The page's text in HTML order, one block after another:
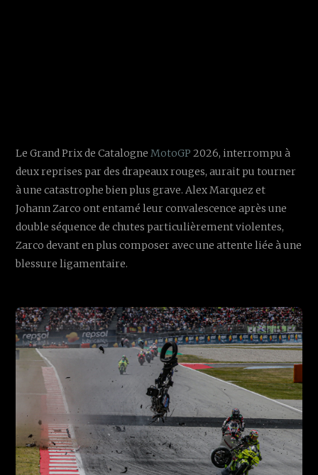
Le Grand Prix de CatalogneMotoGP 2026, interrompu à
deux reprises par des drapeaux rouges, aurait pu tourner
à une catastrophe bien plus grave. Alex Marquez et
Johann Zarco ont entamé leur convalescence après une
double séquence de chutes particulièrement violentes,
Zarco devant en plus composer avec une attente liée à une
blessure ligamentaire.